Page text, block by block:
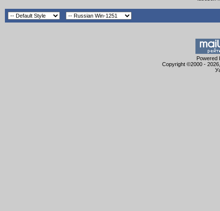
Powered
Copyright ©2000 -